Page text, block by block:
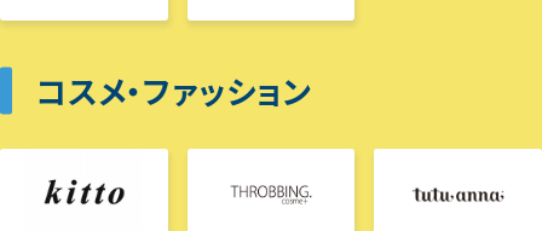
コスメ・ファッション